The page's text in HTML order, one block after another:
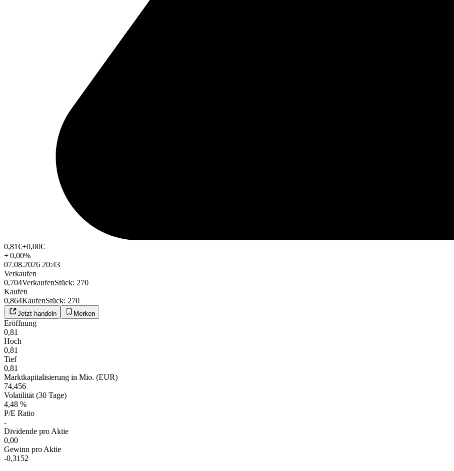
0,81€+0,00€
+0,00%
07.08.2026 20:43
Verkaufen
0,704VerkaufenStück: 270
Kaufen
0,864KaufenStück: 270
Jetzt handeln Merken
Eröffnung
0,81
Hoch
0,81
Tief
0,81
Marktkapitalisierung in Mio. (EUR)
74,456
Volatilität (30 Tage)
4,48 %
P/E Ratio
-
Dividende pro Aktie
0,00
Gewinn pro Aktie
-0,3152